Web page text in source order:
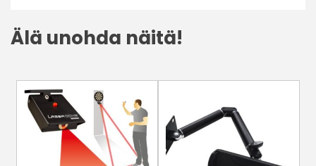
Älä unohda näitä!